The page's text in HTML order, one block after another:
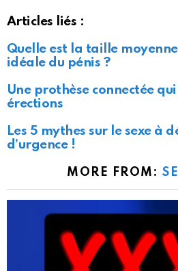
Articles liés :
Quelle est la taille
idéale du pénis ?
Une prothèse connectée
érections
Les 5 mythes sur le sexe à
d’urgence !
MORE FROM: